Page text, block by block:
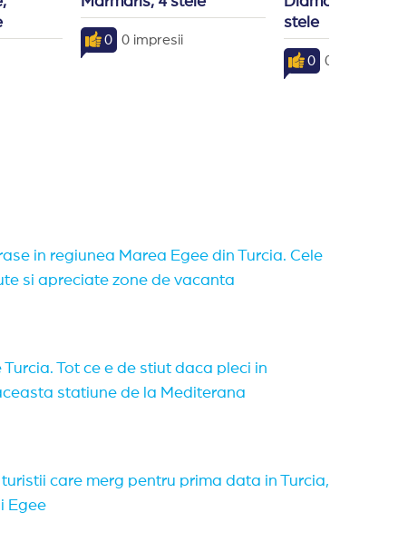
0 0 impresii
stele
0 0 impresii
in regiunea Marea Egee din Turcia. Cele
si apreciate zone de vacanta
Turcia. Tot ce e de stiut daca pleci in
statiune de la Mediterana
care merg pentru prima data in Turcia,
Egee